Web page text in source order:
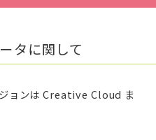
タに関して
ョンは Creative Cloud ま